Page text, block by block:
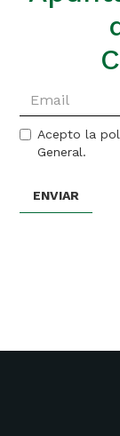
Acepto la
General.